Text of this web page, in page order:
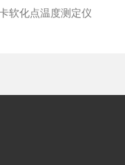
软化点温度测定仪